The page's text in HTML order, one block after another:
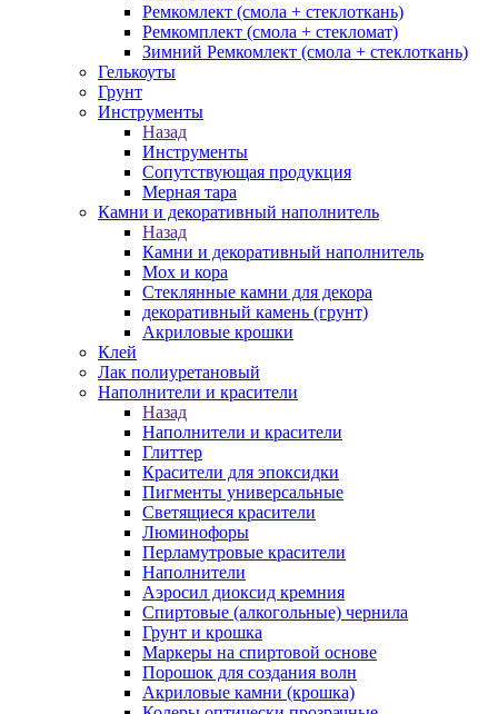
Ремкомлект (смола + стеклоткань)
Ремкомплект (смола + стекломат)
Зимний Ремкомлект (смола + стеклоткань)
Гелькоуты
Грунт
Инструменты
Назад
Инструменты
Сопутствующая продукция
Мерная тара
Камни и декоративный наполнитель
Назад
Камни и декоративный наполнитель
Мох и кора
Стеклянные камни для декора
декоративный камень (грунт)
Акриловые крошки
Клей
Лак полиуретановый
Наполнители и красители
Назад
Наполнители и красители
Глиттер
Красители для эпоксидки
Пигменты универсальные
Светящиеся красители
Люминофоры
Перламутровые красители
Наполнители
Аэросил диоксид кремния
Спиртовые (алкогольные) чернила
Грунт и крошка
Маркеры на спиртовой основе
Порошок для создания волн
Акриловые камни (крошка)